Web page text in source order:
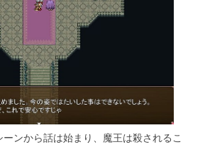
ンから話は始まり、魔王は殺されるこ